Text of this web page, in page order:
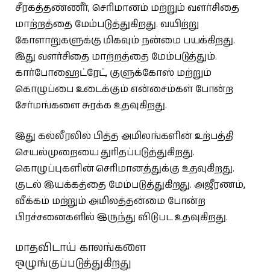
சீரகத்தண்ணீர், செரிமானம் மற்றும் வளர்சிதை
மாற்றத்தை மேம்படுத்துகிறது. வயிற்று
கோளாறுகளுக்கு மிகவும் நன்மை பயக்கிறது.
இது வளர்சிதை மாற்றத்தை மேம்படுத்தும்.
கார்போஹைட்ரேட், குளுக்கோஸ் மற்றும்
கொழுப்பை உடைக்கும் என்சைம்கள் போன்ற
சேர்மங்களை சுரக்க உதவுகிறது.
இது கல்லீரலில் பித்த அமிலங்களின் உற்பத்தி
செயல்முறையை துரிதப்படுத்துகிறது.
கொழுப்புகளின் செரிமானத்துக்கு உதவுகிறது.
குடல் இயக்கத்தை மேம்படுத்துகிறது. அஜீரணம்,
வீக்கம் மற்றும் அமிலத்தன்மை போன்ற
பிரச்சனைகளில் இருந்து விடுபட உதவுகிறது.
மாதவிடாய் காலங்களை
ஒழுங்குப்படுத்துகிறது